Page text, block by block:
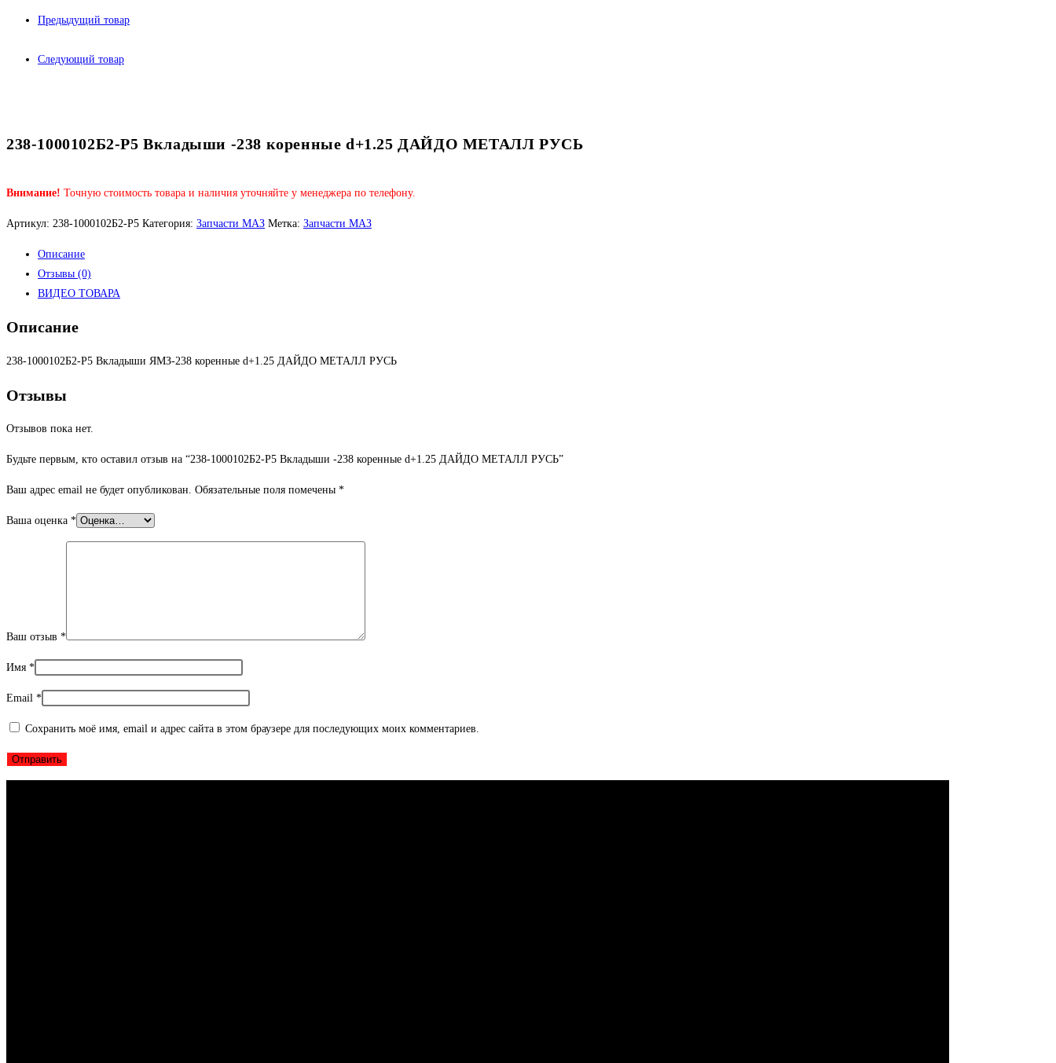
Предыдущий товар
Следующий товар
238-1000102Б2-Р5 Вкладыши -238 коренные d+1.25 ДАЙДО МЕТАЛЛ РУСЬ
Внимание! Точную стоимость товара и наличия уточняйте у менеджера по телефону.
Артикул: 238-1000102Б2-Р5 Категория: Запчасти МАЗ Метка: Запчасти МАЗ
Описание
Отзывы (0)
ВИДЕО ТОВАРА
Описание
238-1000102Б2-Р5 Вкладыши ЯМЗ-238 коренные d+1.25 ДАЙДО МЕТАЛЛ РУСЬ
Отзывы
Отзывов пока нет.
Будьте первым, кто оставил отзыв на “238-1000102Б2-Р5 Вкладыши -238 коренные d+1.25 ДАЙДО МЕТАЛЛ РУСЬ”
Ваш адрес email не будет опубликован. Обязательные поля помечены *
Ваша оценка *
Ваш отзыв *
Имя *
Email *
Сохранить моё имя, email и адрес сайта в этом браузере для последующих моих комментариев.